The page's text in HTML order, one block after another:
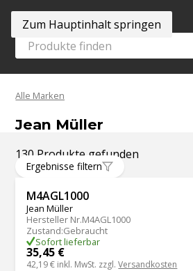
Zum Hauptinhalt springen
Alle Marken
Jean Müller
130 Produkte gefunden
Ergebnisse filtern
M4AGL1000
Jean Müller
Hersteller Nr.M4AGL1000
Zustand:Gebraucht
Sofort lieferbar
35,45 €
42,19 € inkl. MwSt. zzgl.Versandkosten